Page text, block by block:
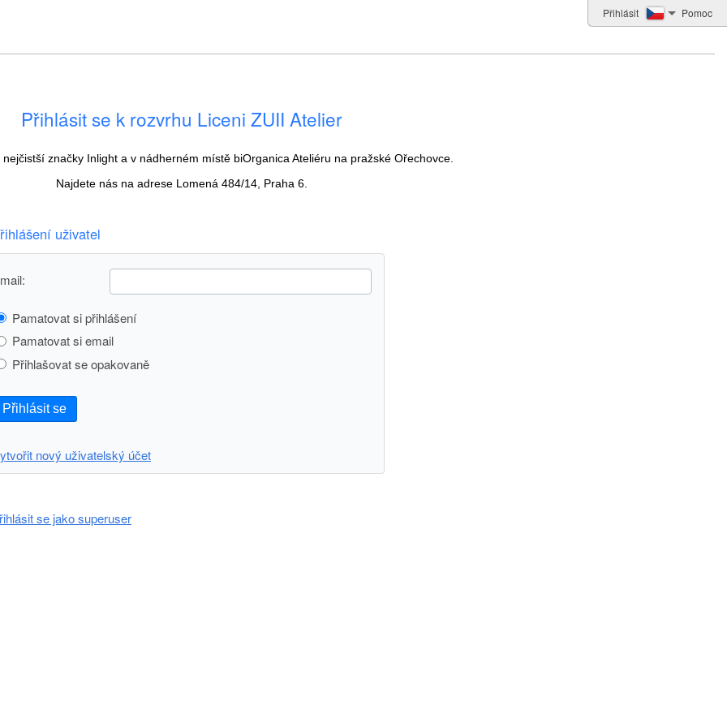
Přihlásit Pomoc
Přihlásit se k rozvrhu Liceni ZUII Atelier
značky Inlight a v nádherném místě biOrganica Ateliéru na pražské Ořechovce.
Najdete nás na adrese Lomená 484/14, Praha 6.
uživatel
Pamatovat si přihlášení
Pamatovat si email
Přihlašovat se opakovaně
Přihlásit se
nový uživatelský účet
se jako superuser